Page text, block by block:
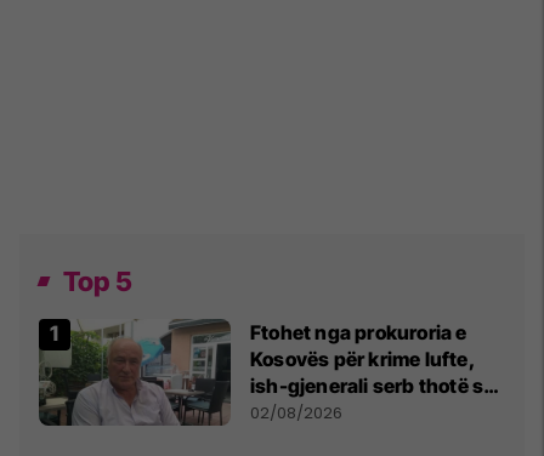
Top 5
Ftohet nga prokuroria e
Kosovës për krime lufte,
ish-gjenerali serb thotë se
dikush e tradhtoi në
02/08/2026